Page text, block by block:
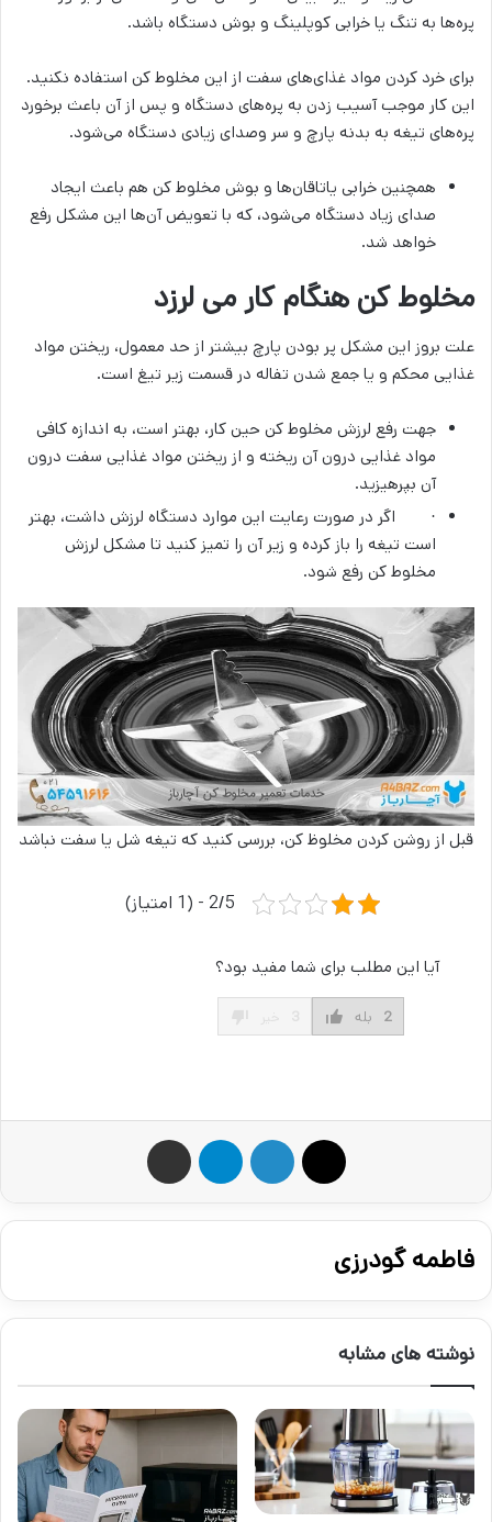
پره‌ها به تنگ یا خرابی کوپلینگ و بوش دستگاه باشد.
برای خرد کردن مواد غذای‌های سفت از این مخلوط کن استفاده نکنید.
این کار موجب آسیب زدن به پره‌های دستگاه و پس از آن باعث برخورد
پره‌های تیغه به بدنه پارچ و سر وصدای زیادی دستگاه می‌شود.
همچنین خرابی یاتاقان‌ها و بوش مخلوط کن هم باعث ایجاد
صدای زیاد دستگاه می‌شود، که با تعویض آن‌ها این مشکل رفع
خواهد شد.
مخلوط کن هنگام کار می لرزد
علت بروز این مشکل پر بودن پارچ بیشتر از حد معمول، ریختن مواد
غذایی محکم و یا جمع شدن تفاله در قسمت زیر تیغ است.
جهت رفع لرزش مخلوط کن حین کار، بهتر است، به اندازه کافی
مواد غذایی درون آن ریخته و از ریختن مواد غذایی سفت درون
آن بپرهیزید.
· اگر در صورت رعایت این موارد دستگاه لرزش داشت، بهتر
است تیغه را باز کرده و زیر آن را تمیز کنید تا مشکل لرزش
مخلوط کن رفع شود.
قبل از روشن کردن مخلوظ کن، بررسی کنید که تیغه شل یا سفت نباشد
2/5 - (1 امتیاز)
آیا این مطلب برای شما مفید بود؟
بله 2
لینکدین تلگرام
فاطمه گودرزی
نوشته های مشابه